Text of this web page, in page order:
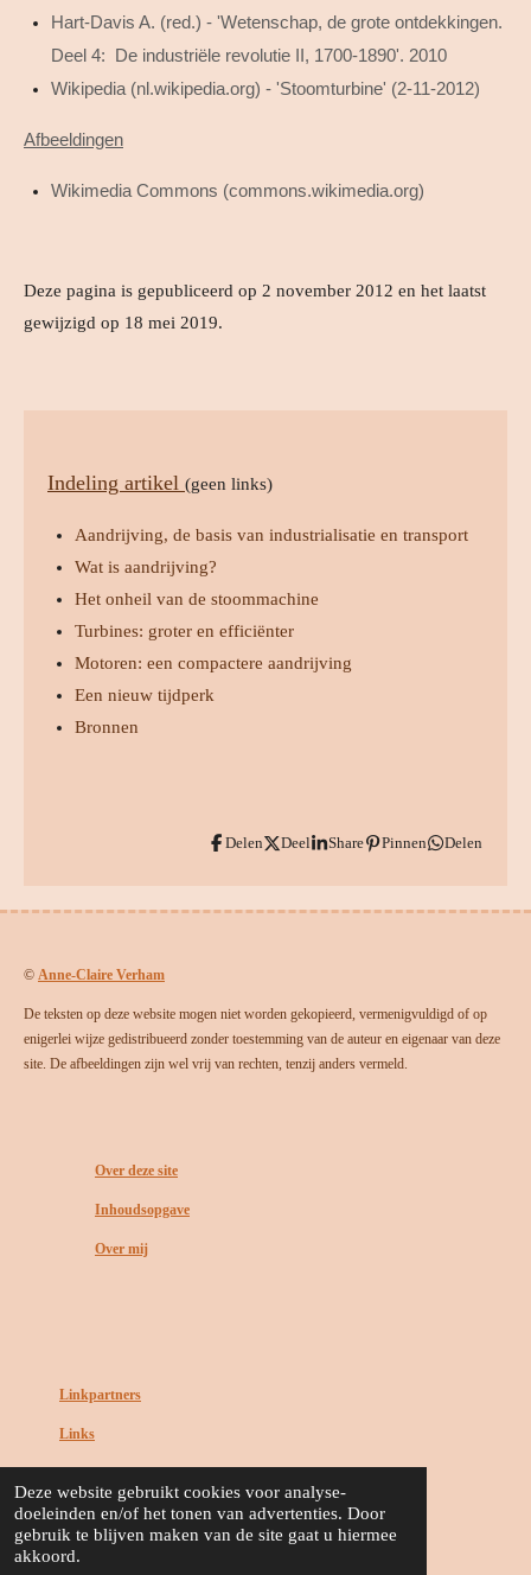
Deze website gebruikt cookies voor analyse-
doeleinden en/of het tonen van advertenties. Door
gebruik te blijven maken van de site gaat u hiermee
akkoord.
Hart-Davis A. (red.) - 'Wetenschap, de grote ontdekkingen.
Deel 4: De industriële revolutie II, 1700-1890'. 2010
Wikipedia (nl.wikipedia.org) - 'Stoomturbine' (2-11-2012)
Afbeeldingen
Wikimedia Commons (commons.wikimedia.org)
Deze pagina is gepubliceerd op 2 november 2012 en het laatst
gewijzigd op 18 mei 2019.
Indeling artikel (geen links)
Aandrijving, de basis van industrialisatie en transport
Wat is aandrijving?
Het onheil van de stoommachine
Turbines: groter en efficiënter
Motoren: een compactere aandrijving
Een nieuw tijdperk
Bronnen
Delen Deel Share Pinnen Delen
© Anne-Claire Verham
De teksten op deze website mogen niet worden gekopieerd, vermenigvuldigd of op
enigerlei wijze gedistribueerd zonder toestemming van de auteur en eigenaar van deze
site. De afbeeldingen zijn wel vrij van rechten, tenzij anders vermeld.
Over deze site
Inhoudsopgave
Over mij
Linkpartners
Links
Disclaimer
Cookies